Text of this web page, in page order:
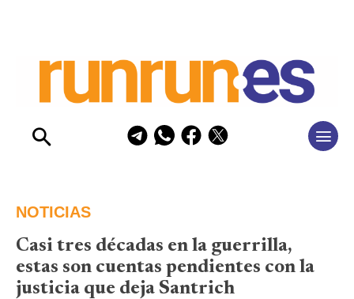
NOTICIAS
Casi tres décadas en la guerrilla,
estas son cuentas pendientes con la
justicia que deja Santrich